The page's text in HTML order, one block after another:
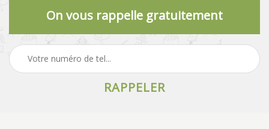
On vous rappelle gratuitement